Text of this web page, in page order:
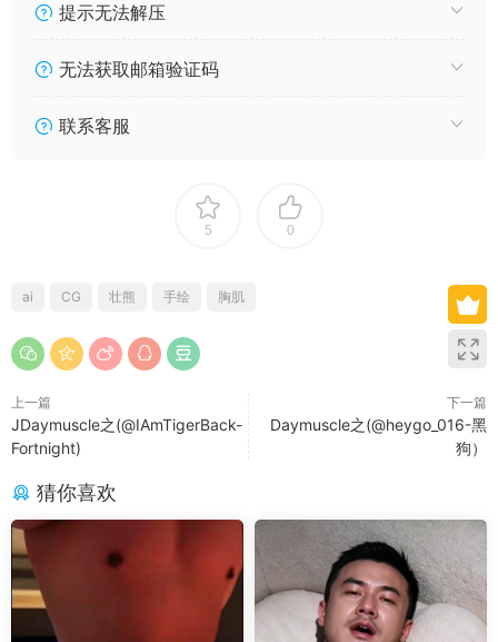
常见问题解决方案
提示无法解压
无法获取邮箱验证码
联系客服
5 0
ai CG 壮熊 手绘 胸肌
上一篇
JDaymuscle之(@IAmTigerBack-
Fortnight)
下一篇
Daymuscle之(@heygo_016-黑
狗）
猜你喜欢